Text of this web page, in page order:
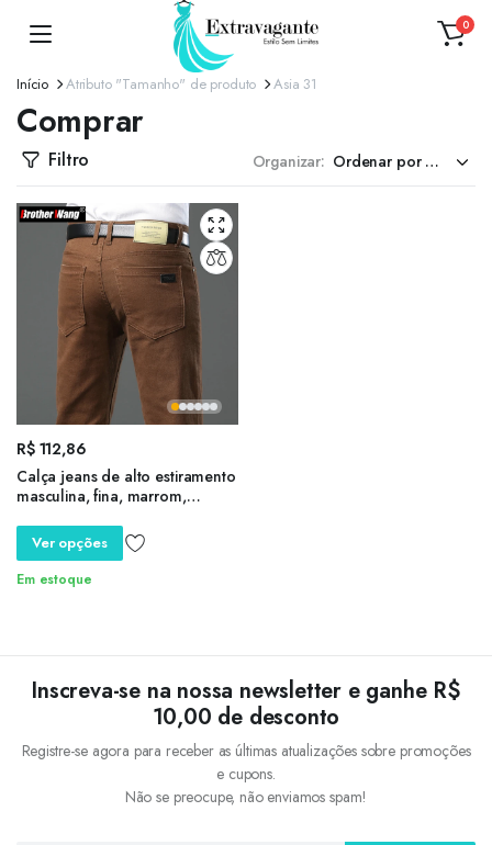
0
Início Atributo "Tamanho" de produto Asia 31
Comprar
Filtro Organizar:
R$112,86
Calça jeans de alto estiramento
masculina, fina, marrom,
clássico, 3 cores, para
negócios, outono
Ver opções
Em estoque
Inscreva-se na nossa newsletter e ganhe R$
10,00 de desconto
Registre-se agora para receber as últimas atualizações sobre promoções
e cupons.
Não se preocupe, não enviamos spam!